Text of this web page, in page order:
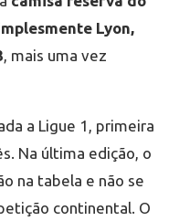
Lyon,
, mais uma vez
a Ligue 1, primeira
Na última edição, o
na tabela e não se
continental. O